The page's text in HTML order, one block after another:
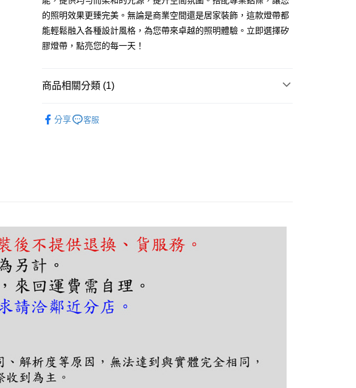
AFTEE先享後付
AFTEE先享後付是「在收到商品之後才付款」的支付方式。 讓您購物簡單
２．便利：只要手機號碼，簡訊認證，即可結帳。
３．安心：先確認商品／服務後，再付款。
絡購買商品的店家。未經商家同意取消之訂單仍視為有效，需透過AFTEE
先享後付繳納相關費用。
※ 交易是否成功請以「AFTEE先享後付 」之結帳頁面顯示為準，若有關於
付客戶支援中心」
【注意事項】
１．透過由恩沛科技股份有限公司提供之「AFTEE先享後付」服務完成之
交易，需依本服務之必要範圍內提供個人資料，並將交易相關給付款項請
３．未成年的使用者請事先徵得法定代理人或監護人之同意方可使用
「AFTEE先享後付」，若未經同意申辦者引起之損失，本公司不負相關責
任。
ATM付款
運送方式
的照明效果更臻完美。無論是商業空間還是居家裝飾，這款燈帶都
能輕鬆融入各種設計風格，為您帶來卓越的照明體驗。立即選擇矽
膠燈帶，點亮您的每一天！
商品相關分類 (1)
分享
客服